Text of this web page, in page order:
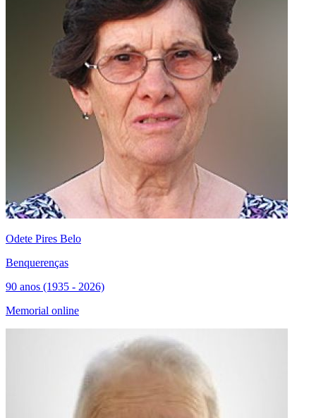
Odete Pires Belo
Benquerenças
90 anos (1935 - 2026)
Memorial online